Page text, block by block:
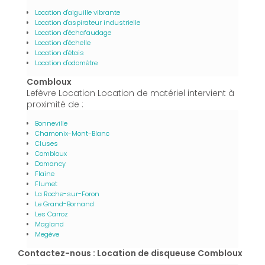
Location d'aiguille vibrante
Location d'aspirateur industrielle
Location d'échafaudage
Location d'échelle
Location d'étais
Location d'odomètre
Combloux
Lefèvre Location Location de matériel intervient à
proximité de :
Bonneville
Chamonix-Mont-Blanc
Cluses
Combloux
Domancy
Flaine
Flumet
La Roche-sur-Foron
Le Grand-Bornand
Les Carroz
Magland
Megève
Contactez-nous : Location de disqueuse Combloux